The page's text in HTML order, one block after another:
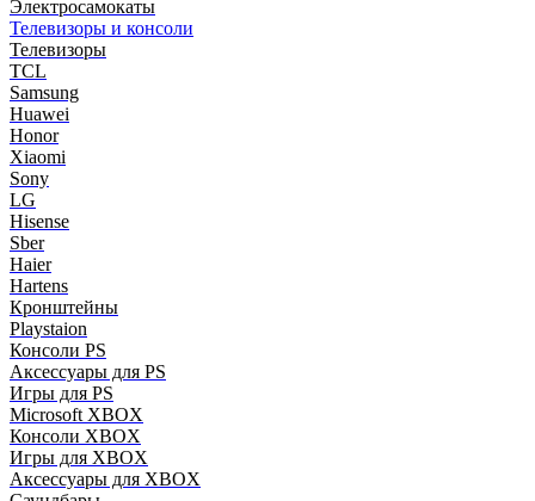
Электросамокаты
Телевизоры и консоли
Телевизоры
TCL
Samsung
Huawei
Honor
Xiaomi
Sony
LG
Hisense
Sber
Haier
Hartens
Кронштейны
Playstaion
Консоли PS
Аксессуары для PS
Игры для PS
Microsoft XBOX
Консоли XBOX
Игры для XBOX
Аксессуары для XBOX